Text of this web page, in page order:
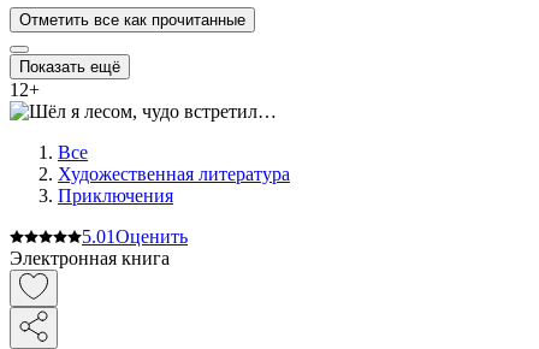
Отметить все как прочитанные
Показать ещё
12+
Все
Художественная литература
Приключения
5.01Оценить
Электронная книга